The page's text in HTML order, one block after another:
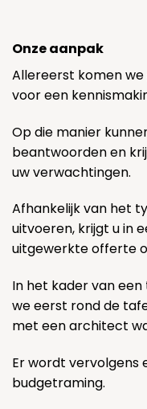
Onze aanpak
Allereerst komen we
voor een
Op die manier
beantwoorden en
uw verwachtingen.
Afhankelijk van het
uitvoeren, krijgt u in
uitgewerkte offerte
In het kader van
we eerst rond de
met een architect
Er wordt vervolgens
budgetraming.